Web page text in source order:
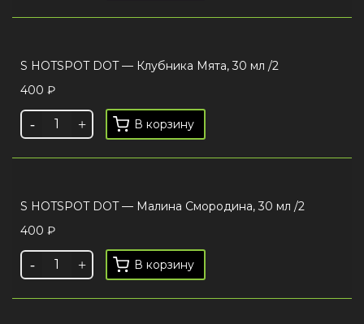
S HOTSPOT DOT — Клубника Мята, 30 мл /2
400 ₽
В корзину
S HOTSPOT DOT — Малина Смородина, 30 мл /2
400 ₽
В корзину